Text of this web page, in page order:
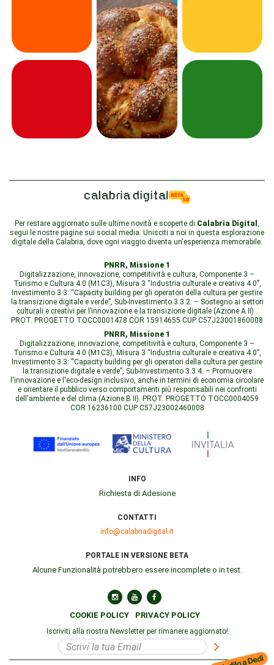
Per restare aggiornato sulle ultime novità e scoperte di Calabria Digital ,
segui le nostre pagine sui social media. Unisciti a noi in questa esplorazione
digitale della Calabria, dove ogni viaggio diventa un'esperienza memorabile.
PNRR, Missione 1
Digitalizzazione, innovazione, competitività e cultura, Componente 3 –
Turismo e Cultura 4.0 (M1C3), Misura 3 “Industria culturale e creativa 4.0”,
Investimento 3.3: “Capacity building per gli operatori della cultura per gestire
la transizione digitale e verde”, Sub-Investimento 3.3.2: – Sostegno ai settori
culturali e creativi per l’innovazione e la transizione digitale (Azione A II) .
PROT. PROGETTO TOCC0001478 COR 15914655 CUP C57J23001860008
PNRR, Missione 1
Digitalizzazione, innovazione, competitività e cultura, Componente 3 –
Turismo e Cultura 4.0 (M1C3), Misura 3 “Industria culturale e creativa 4.0”,
Investimento 3.3: “Capacity building per gli operatori della cultura per gestire
la transizione digitale e verde”, Sub-Investimento 3.3.4: – Promuovere
l'innovazione e l'eco-design inclusivo, anche in termini di economia circolare
e orientare il pubblico verso comportamenti più responsabili nei confronti
dell'ambiente e del clima (Azione B II). PROT. PROGETTO TOCC0004059
COR 16236100 CUP C57J23002460008
INFO
Richiesta di Adesione
CONTATTI
info@calabriadigital.it
PORTALE IN VERSIONE BETA
Alcune Funzionalità potrebbero essere incomplete o in test.
COOKIE POLICY PRIVACY POLICY
Iscriviti alla nostra Newsletter per rimanere aggiornato!